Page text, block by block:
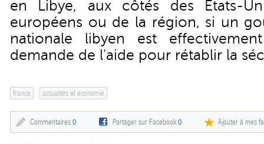
en Libye, aux côtés des Etats-
européens ou de la région, si un
nationale libyen est
demande de l'aide pour rétablir la
france actualités et économie
Commentaires 0 Partager sur Facebook0 Ajouter à mes